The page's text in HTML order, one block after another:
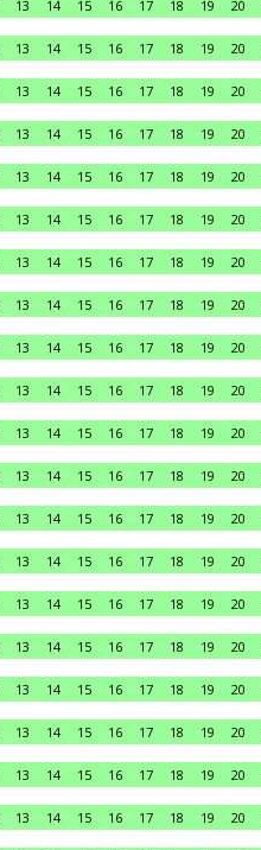
13 14 15 16 17 18 19 20
13 14 15 16 17 18 19 20
13 14 15 16 17 18 19 20
13 14 15 16 17 18 19 20
13 14 15 16 17 18 19 20
13 14 15 16 17 18 19 20
13 14 15 16 17 18 19 20
13 14 15 16 17 18 19 20
13 14 15 16 17 18 19 20
13 14 15 16 17 18 19 20
13 14 15 16 17 18 19 20
13 14 15 16 17 18 19 20
13 14 15 16 17 18 19 20
13 14 15 16 17 18 19 20
13 14 15 16 17 18 19 20
13 14 15 16 17 18 19 20
13 14 15 16 17 18 19 20
13 14 15 16 17 18 19 20
13 14 15 16 17 18 19 20
13 14 15 16 17 18 19 20